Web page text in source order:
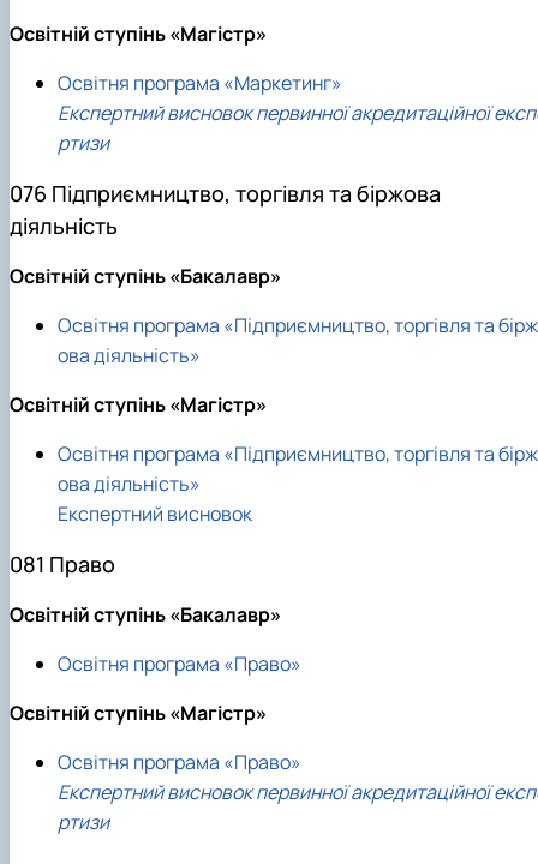
Освітній ступінь «Магістр»
Освітня програма «Маркетинг»
Експертний висновок первинної акредитаційної
ртизи
076 Підприємництво, торгівля та біржова
діяльність
Освітній ступінь «Бакалавр»
Освітня програма «Підприємництво, торгівля та бірж
ова діяльність»
Освітній ступінь «Магістр»
Освітня програма «Підприємництво, торгівля та бірж
ова діяльність»
Експертний висновок
081 Право
Освітній ступінь «Бакалавр»
Освітня програма «Право»
Освітній ступінь «Магістр»
Освітня програма «Право»
Експертний висновок первинної акредитаційної
ртизи